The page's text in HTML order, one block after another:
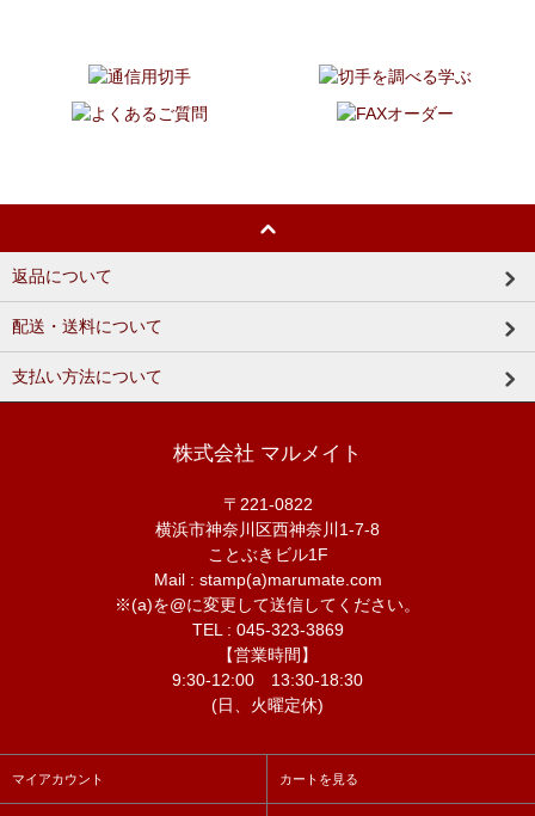
返品について
配送・送料について
支払い方法について
株式会社 マルメイト
〒221-0822
横浜市神奈川区西神奈川1-7-8
ことぶきビル1F
Mail : stamp(a)marumate.com
※(a)を@に変更して送信してください。
TEL : 045-323-3869
【営業時間】
9:30-12:00 13:30-18:30
(日、火曜定休)
マイアカウント カートを見る